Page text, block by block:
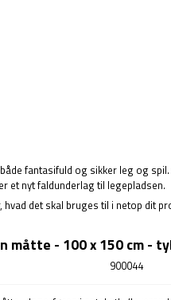
fantasifuld og sikker leg og
et nyt faldunderlag til legepladsen.
det skal bruges til i netop dit
måtte - 100 x 150 cm -
900044